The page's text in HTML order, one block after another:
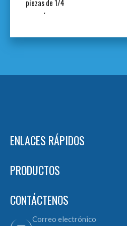
piezas de 1/4
'
ENLACES RÁPIDOS
PRODUCTOS
CONTÁCTENOS
Correo electrónico